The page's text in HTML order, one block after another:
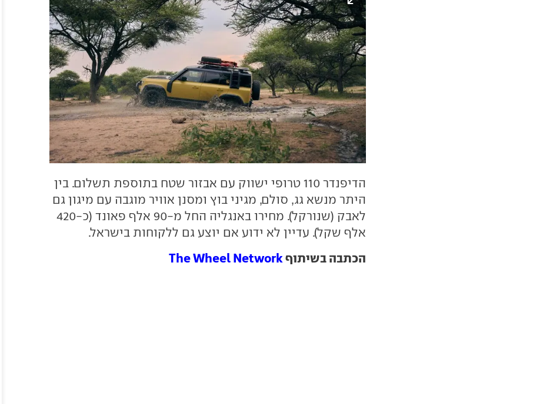
הדיפנדר 110 טרופי ישווק עם אבזור שטח בתוספת תשלום. בין
היתר מנשא גג, סולם, מגיני בוץ ומסנן אוויר מוגבה עם מיגון גם
לאבק (שנורקל). מחירו באנגליה החל מ-90 אלף פאונד (כ-420
אלף שקל). עדיין לא ידוע אם יוצע גם ללקוחות בישראל.
הכתבה בשיתוףThe Wheel Network